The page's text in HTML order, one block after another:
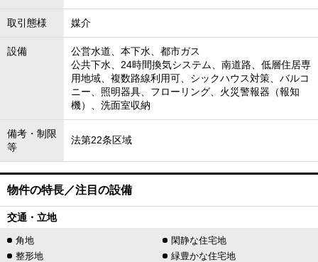
取引態様 媒介
設備
公営水道、本下水、都市ガス
公共下水、24時間換気システム、南道路、低層住居専
用地域、複数路線利用可、シックハウス対策、バルコ
ニー、照明器具、フローリング、火災警報器（報知
機）、洗面室収納
備考・制限
等
法第22条区域
物件の特長／注目の設備
交通・立地
角地
閑静な住宅地
整形地
緑豊かな住宅地